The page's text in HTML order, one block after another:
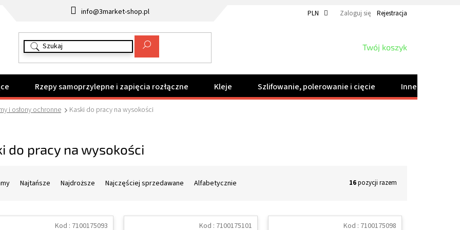
info@3market-shop.pl PLN Zaloguj się Rejestracja
KOSZYK
Twój koszyk
Rzepy samoprzylepne i zapięcia rozłączne Kleje Szlifowanie, polerowanie i cięcie Inne produkty
i osłony ochronne Kaski do pracy na wysokości
do pracy na wysokości
Najtańsze Najdroższe Najczęściej sprzedawane Alfabetycznie 16pozycji razem
Kod : 7100175093 Kod : 7100175101 Kod : 7100175098